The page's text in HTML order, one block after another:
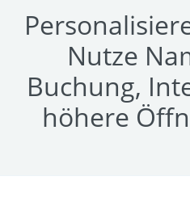
Nutze
Buchung,
höhere